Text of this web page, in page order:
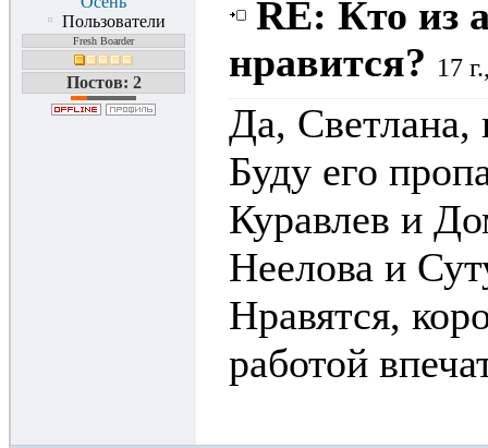
Пользователи
Fresh Boarder
Постов: 2
RE: Кто из
нравится? 17
Да, Светлана,
Буду его
Куравлев и
Неелова и
Нравятся,
работой